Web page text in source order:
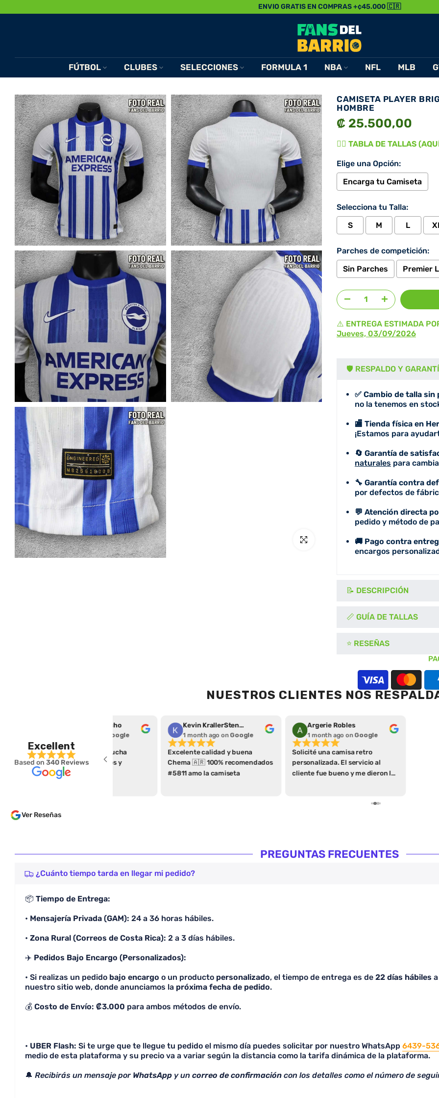
ENVIO GRATIS EN COMPRAS +¢45.000 🇨🇷
FÚTBOL CLUBES SELECCIONES FORMULA 1 NBA NFL MLB
Click para agrandar
CAMISETA PLAYER
HOMBRE
₡ 25.500,00
👉🏾 TABLA DE TALLAS
Elige una Opción:
Encarga tu Camiseta
Selecciona tu Talla:
S
M L
Parches de competición:
Sin Parches
Premier
Agregar selección
⚠️ ENTREGA ESTIMADA
Jueves, 03/09/2026
🛡️ RESPALDO Y
✅ Cambio de talla sin
no la tenemos en
🏬 Tienda física en
¡Estamos para
🔄 Garantía de
naturales para
🔧 Garantía contra
por defectos de
💬 Atención directa
pedido y método de
🚚 Pago contra
encargos
📝 DESCRIPCIÓN
📏 GUÍA DE TALLAS
⭐ RESEÑAS
NUESTROS CLIENTES NOS
Excellent
Based on 340 Reviews
Kevin KrallerStene (KevinStene66)
Google
Excelente calidad y buena
Chema 🇦🇷 100% recomendados
#5811 amo la camiseta
Argerie Robles
1 month ago on Google
Solicité una camisa retro
personalizada. El servicio al
cliente fue bueno y me dieron las
Ver Reseñas
PREGUNTAS FRECUENTES
¿Cuánto tiempo tarda en llegar mi pedido?
📦 Tiempo de Entrega:
• Mensajería Privada (GAM): 24 a 36 horas hábiles.
• Zona Rural (Correos de Costa Rica): 2 a 3 días hábiles.
✈️ Pedidos Bajo Encargo (Personalizados):
• Si realizas un pedido bajo encargo o un producto personalizado, el tiempo de entrega es de 22 días hábiles
nuestro sitio web, donde anunciamos la próxima fecha de pedido.
💰 Costo de Envío: ₡3.000 para ambos métodos de envío.
• UBER Flash: Si te urge que te llegue tu pedido el mismo día puedes solicitar por nuestro WhatsApp 6439-
medio de esta plataforma y su precio va a variar según la distancia como la tarifa dinámica de la plataforma.
🔔 Recibirás un mensaje por WhatsApp y un correo de confirmación con los detalles como el número de